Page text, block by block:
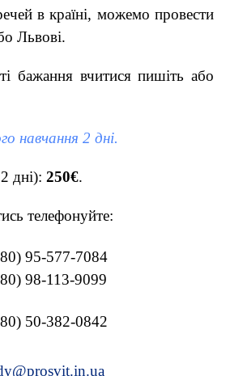
в країні, можемо провести
Львові.
бажання вчитися пишіть або
навчання 2 дні.
дні): 250€.
телефонуйте:
95-577-7084
98-113-9099
50-382-0842